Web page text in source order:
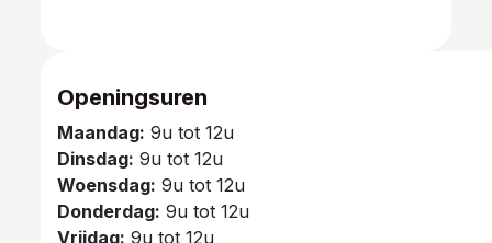
Openingsuren
Maandag: 9u tot 12u
Dinsdag: 9u tot 12u
Woensdag: 9u tot 12u
Donderdag: 9u tot 12u
Vrijdag: 9u tot 12u